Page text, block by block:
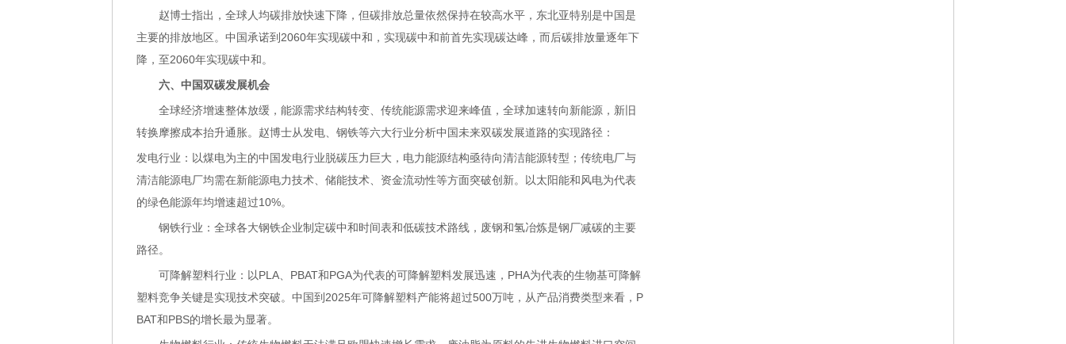
赵博士指出，全球人均碳排放快速下降，但碳排放总量依然保持在较高水平，东北亚特别是中国是
主要的排放地区。中国承诺到2060年实现碳中和，实现碳中和前首先实现碳达峰，而后碳排放量逐年下
降，至2060年实现碳中和。
六、中国双碳发展机会
全球经济增速整体放缓，能源需求结构转变、传统能源需求迎来峰值，全球加速转向新能源，新旧
转换摩擦成本抬升通胀。赵博士从发电、钢铁等六大行业分析中国未来双碳发展道路的实现路径：
发电行业：以煤电为主的中国发电行业脱碳压力巨大，电力能源结构亟待向清洁能源转型；传统电厂与
清洁能源电厂均需在新能源电力技术、储能技术、资金流动性等方面突破创新。以太阳能和风电为代表
的绿色能源年均增速超过10%。
钢铁行业：全球各大钢铁企业制定碳中和时间表和低碳技术路线，废钢和氢冶炼是钢厂减碳的主要
路径。
可降解塑料行业：以PLA、PBAT和PGA为代表的可降解塑料发展迅速，PHA为代表的生物基可降解
塑料竞争关键是实现技术突破。中国到2025年可降解塑料产能将超过500万吨，从产品消费类型来看，P
BAT和PBS的增长最为显著。